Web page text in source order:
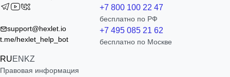
support@hexlet.io
t.me/hexlet_help_bot
RUEN KZ
+7 800 100 22 47
бесплатно по РФ
+7 495 085 21 62
бесплатно по Москве
Правовая информация